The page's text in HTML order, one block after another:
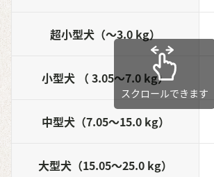
超小型犬（～3.0 kg）
小型犬 （ 3.05～7.0 kg）
中型犬（7.05～15.0 kg）
大型犬（15.05～25.0 kg）